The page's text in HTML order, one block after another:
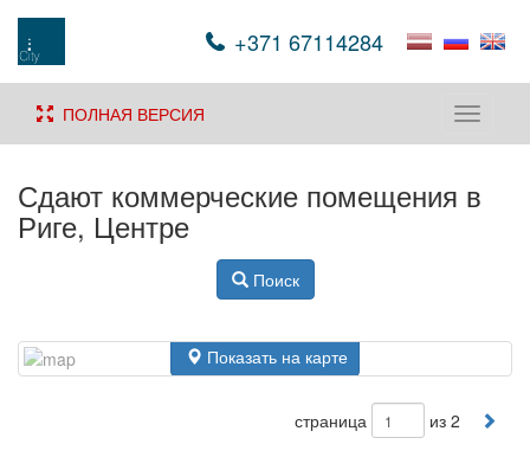
+371 67114284
Toggle
ПОЛНАЯ ВЕРСИЯ
Сдают коммерческие помещения в
Риге, Центре
Поиск
Показать на карте
страница из 2